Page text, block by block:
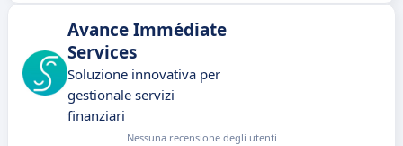
Avance Immédiate
Services
Soluzione innovativa per
gestionale servizi
finanziari
Nessuna recensione degli utenti